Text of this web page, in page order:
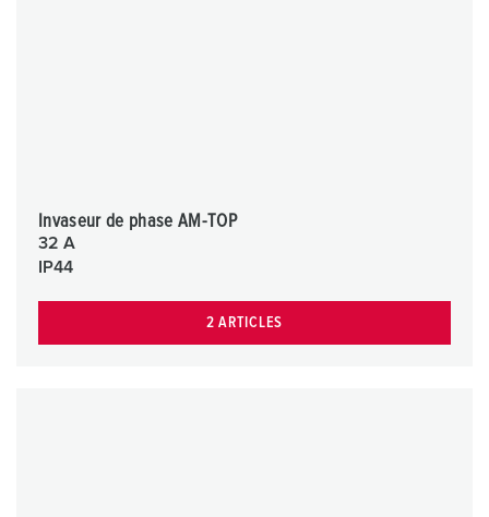
Invaseur de phase AM-TOP
32 A
IP44
2 ARTICLES